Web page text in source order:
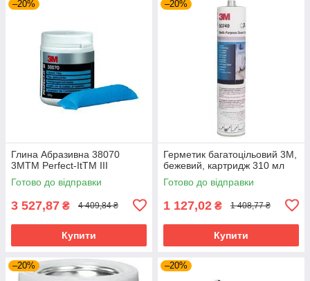
–20%
Глина Абразивна 38070
3MTM Perfect-ItTM III
Готово до відправки
3 527,87 ₴ 4 409,84 ₴
Купити
–20%
Герметик багатоцільовий 3M,
бежевий, картридж 310 мл
Готово до відправки
1 127,02 ₴ 1 408,77 ₴
Купити
–20% –20%